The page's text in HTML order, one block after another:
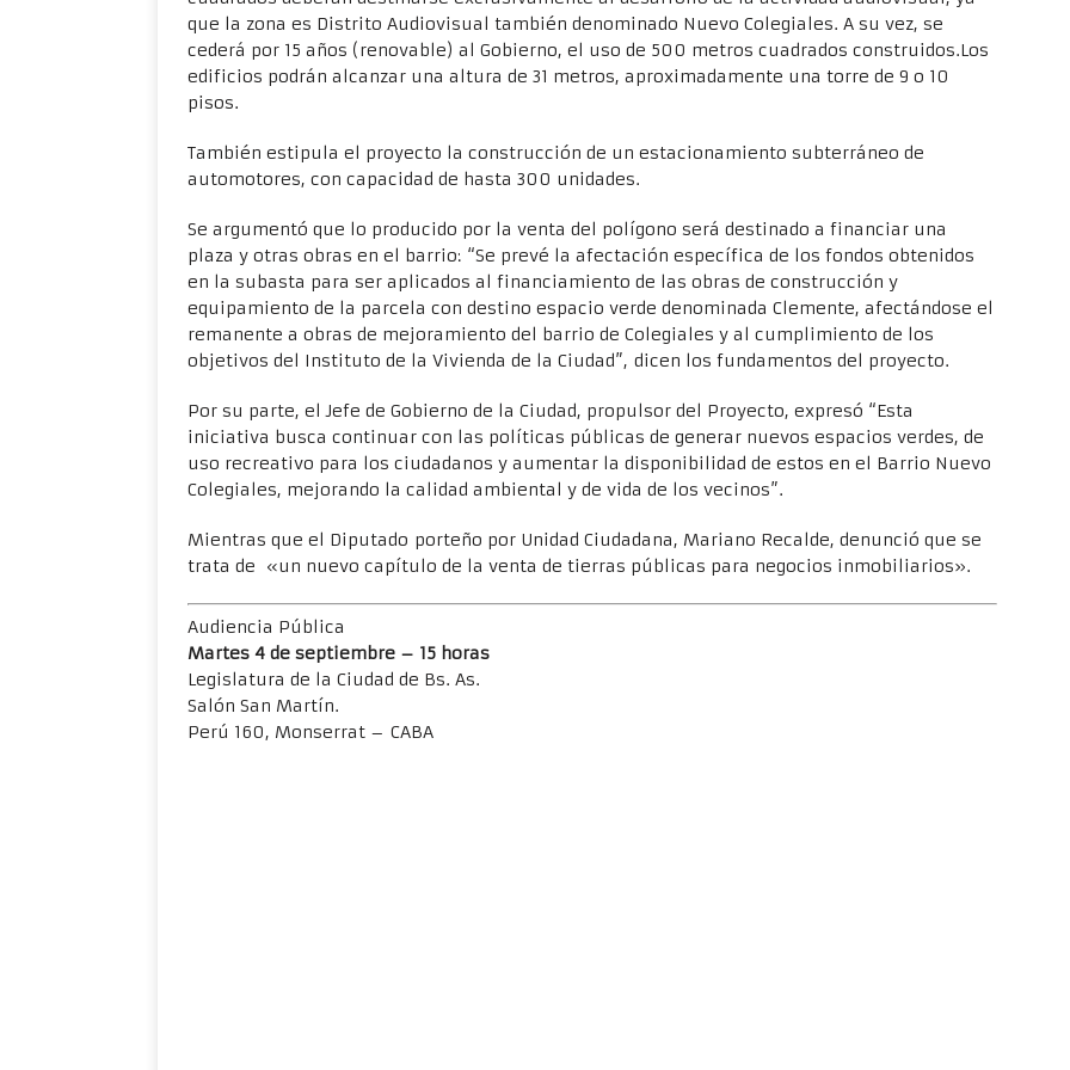
que la zona es Distrito Audiovisual también denominado Nuevo Colegiales. A su vez, se
cederá por 15 años (renovable) al Gobierno, el uso de 500 metros cuadrados construidos.Los
edificios podrán alcanzar una altura de 31 metros, aproximadamente una torre de 9 o 10
pisos.
También estipula el proyecto la construcción de un estacionamiento subterráneo de
automotores, con capacidad de hasta 300 unidades.
Se argumentó que lo producido por la venta del polígono será destinado a financiar una
plaza y otras obras en el barrio: “Se prevé la afectación específica de los fondos obtenidos
en la subasta para ser aplicados al financiamiento de las obras de construcción y
equipamiento de la parcela con destino espacio verde denominada Clemente, afectándose el
remanente a obras de mejoramiento del barrio de Colegiales y al cumplimiento de los
objetivos del Instituto de la Vivienda de la Ciudad”, dicen los fundamentos del proyecto.
Por su parte, el Jefe de Gobierno de la Ciudad, propulsor del Proyecto, expresó “Esta
iniciativa busca continuar con las políticas públicas de generar nuevos espacios verdes, de
uso recreativo para los ciudadanos y aumentar la disponibilidad de estos en el Barrio Nuevo
Colegiales, mejorando la calidad ambiental y de vida de los vecinos”.
Mientras que el Diputado porteño por Unidad Ciudadana, Mariano Recalde, denunció que se
trata de «un nuevo capítulo de la venta de tierras públicas para negocios inmobiliarios».
Audiencia Pública
Martes 4 de septiembre – 15 horas
Legislatura de la Ciudad de Bs. As.
Salón San Martín.
Perú 160, Monserrat – CABA